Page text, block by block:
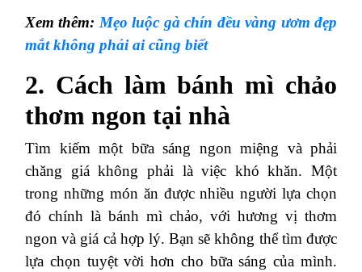
Xem thêm: Mẹo luộc gà chín đều vàng ươm đẹp
mắt không phải ai cũng biết
2. Cách làm bánh mì chảo
thơm ngon tại nhà
Tìm kiếm một bữa sáng ngon miệng và phải
chăng giá không phải là việc khó khăn. Một
trong những món ăn được nhiều người lựa chọn
đó chính là bánh mì chảo, với hương vị thơm
ngon và giá cả hợp lý. Bạn sẽ không thể tìm được
lựa chọn tuyệt vời hơn cho bữa sáng của mình.